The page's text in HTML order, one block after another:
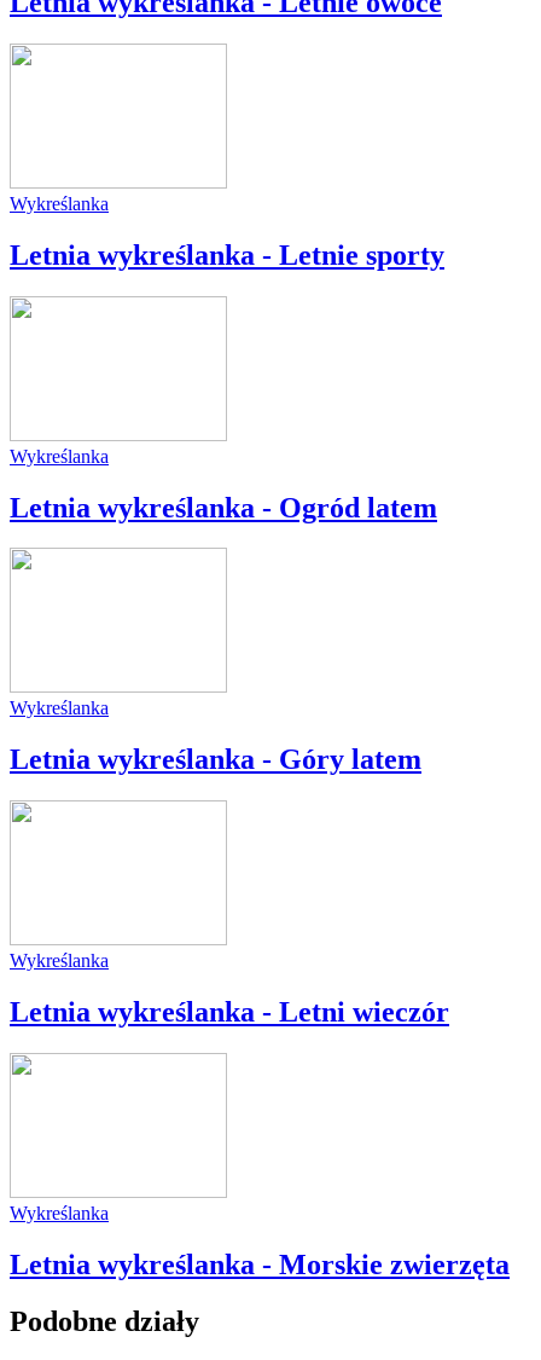
Wykreślanka
Letnia wykreślanka - Letnie sporty
Wykreślanka
Letnia wykreślanka - Ogród latem
Wykreślanka
Letnia wykreślanka - Góry latem
Wykreślanka
Letnia wykreślanka - Letni wieczór
Wykreślanka
Letnia wykreślanka - Morskie zwierzęta
Podobne działy